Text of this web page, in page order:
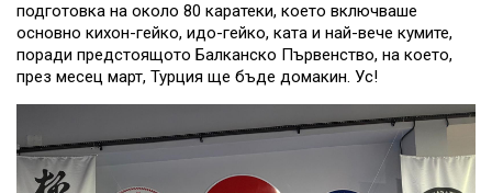
подготовка на около 80 каратеки, което включваше
основно кихон-гейко, идо-гейко, ката и най-вече кумите,
поради предстоящото Балканско Първенство, на което,
през месец март, Турция ще бъде домакин. Ус!